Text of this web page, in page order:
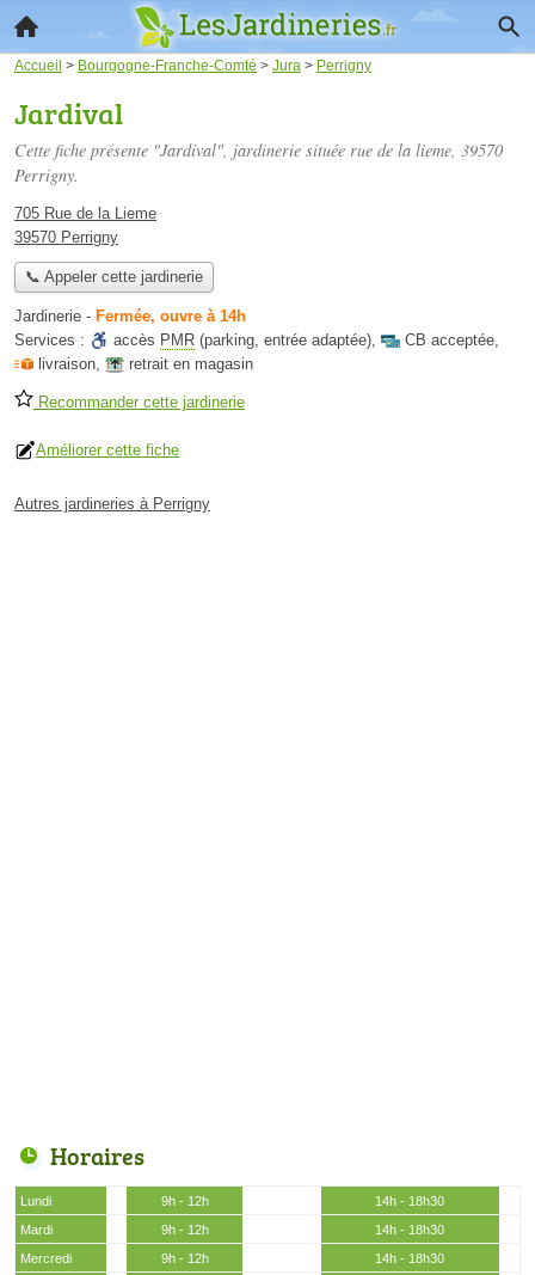
Accueil > Bourgogne-Franche-Comté > Jura > Perrigny
Jardival
Cette fiche présente "Jardival", jardinerie située rue de la lieme, 39570
Perrigny.
705 Rue de la Lieme
39570 Perrigny
📞 Appeler cette jardinerie
Jardinerie - Fermée, ouvre à 14h
Services :
accès PMR (parking, entrée adaptée), CB acceptée,
livraison, retrait en magasin
Recommander cette jardinerie
Améliorer cette fiche
Autres jardineries à Perrigny
Horaires
Lundi 9h - 12h
14h - 18h30
Mardi
9h - 12h
14h - 18h30
Mercredi
9h - 12h
14h - 18h30